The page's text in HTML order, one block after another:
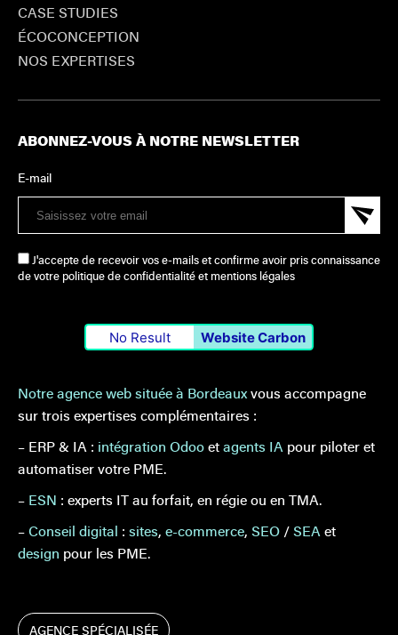
Notre agence web située à Bordeauxvous accompagne
sur trois expertises complémentaires :
– ERP & IA : intégration Odooetagents IA pour piloter et
automatiser votre PME.
– ESN : experts IT au forfait, en régie ou en TMA.
–Conseil digital : sites, e-commerce, SEO /SEAet
design pour les PME.
AGENCE SPÉCIALISÉE
CASE STUDIES
ÉCOCONCEPTION
NOS EXPERTISES
ABONNEZ-VOUS À NOTRE NEWSLETTER
E-mail
J'accepte de recevoir vos e-mails et confirme avoir pris connaissance
de votre politique de confidentialité et mentions légales
No Result Website Carbon